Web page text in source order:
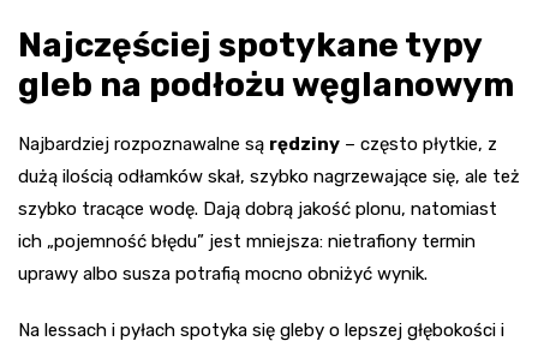
Najczęściej spotykane typy
gleb na podłożu węglanowym
Najbardziej rozpoznawalne są rędziny – często płytkie, z
dużą ilością odłamków skał, szybko nagrzewające się, ale też
szybko tracące wodę. Dają dobrą jakość plonu, natomiast
ich „pojemność błędu” jest mniejsza: nietrafiony termin
uprawy albo susza potrafią mocno obniżyć wynik.
Na lessach i pyłach spotyka się gleby o lepszej głębokości i